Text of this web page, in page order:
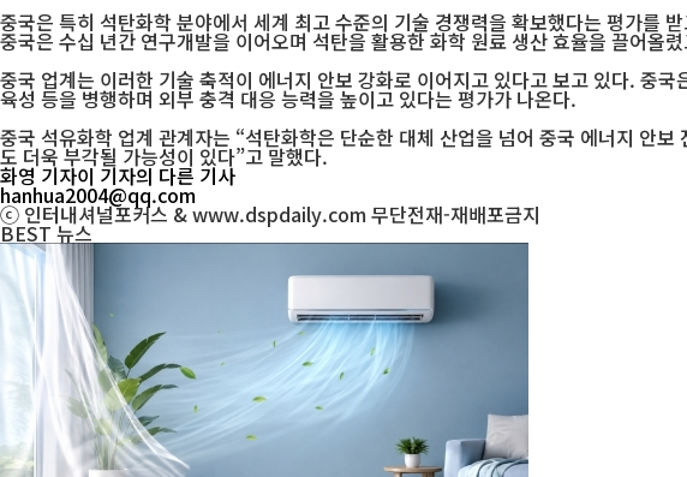
중국은 특히 석탄화학 분야에서 세계 최고 수준의 기술 경쟁력을 확보했다는 평가를
중국은 수십 년간 연구개발을 이어오며 석탄을 활용한 화학 원료 생산 효율을 끌어
중국 업계는 이러한 기술 축적이 에너지 안보 강화로 이어지고 있다고 보고 있다. 중
육성 등을 병행하며 외부 충격 대응 능력을 높이고 있다는 평가가 나온다.
중국 석유화학 업계 관계자는 “석탄화학은 단순한 대체 산업을 넘어 중국 에너지 안
도 더욱 부각될 가능성이 있다”고 말했다.
화영 기자이 기자의 다른 기사
hanhua2004@qq.com
ⓒ 인터내셔널포커스 & www.dspdaily.com 무단전재-재배포금지
BEST뉴스